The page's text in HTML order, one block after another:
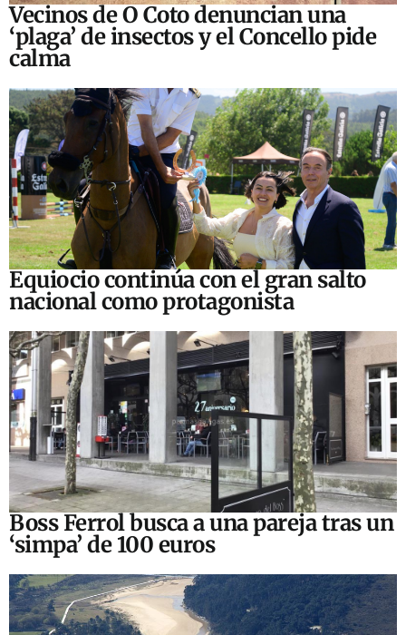
Vecinos de O Coto denuncian una
‘plaga’ de insectos y el Concello pide
calma
Equiocio continúa con el gran salto
nacional como protagonista
Boss Ferrol busca a una pareja tras un
‘simpa’ de 100 euros